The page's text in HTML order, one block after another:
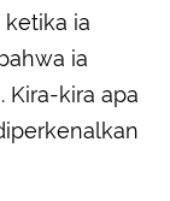
ia
ia
Kira-kira apa